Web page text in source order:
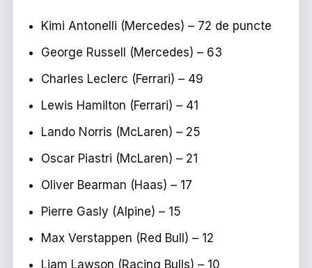
Kimi Antonelli (Mercedes) – 72 de puncte
George Russell (Mercedes) – 63
Charles Leclerc (Ferrari) – 49
Lewis Hamilton (Ferrari) – 41
Lando Norris (McLaren) – 25
Oscar Piastri (McLaren) – 21
Oliver Bearman (Haas) – 17
Pierre Gasly (Alpine) – 15
Max Verstappen (Red Bull) – 12
Liam Lawson (Racing Bulls) – 10